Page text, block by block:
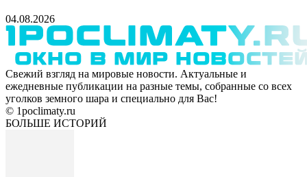
04.08.2026
Свежий взгляд на мировые новости. Актуальные и
ежедневные публикации на разные темы, собранные со всех
уголков земного шара и специально для Вас!
© 1poclimaty.ru
БОЛЬШЕ ИСТОРИЙ